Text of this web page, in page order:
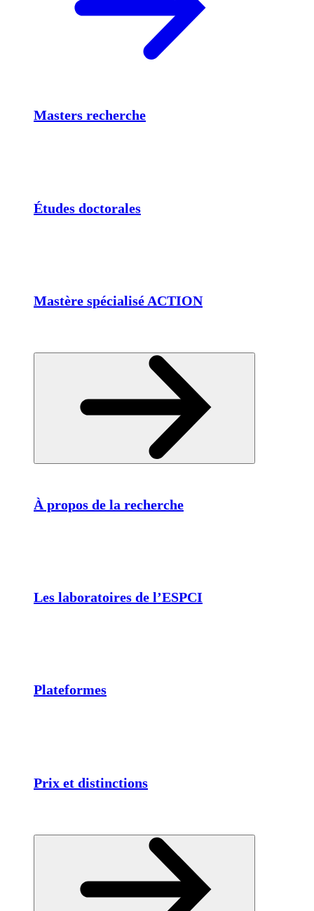
Masters recherche
Études doctorales
Mastère spécialisé ACTION
À propos de la recherche
Les laboratoires de l’ESPCI
Plateformes
Prix et distinctions